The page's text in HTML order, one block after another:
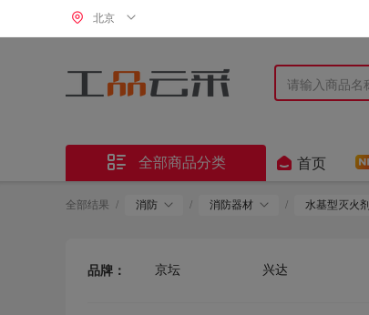
北京
 全部商品分类  首页
全部结果 / 消防 / 消防器材 / 水基型灭火剂
品牌： 京坛 兴达